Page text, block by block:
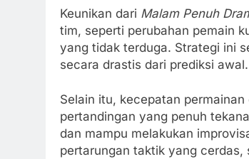
Keunikan dari Malam Penuh
tim, seperti perubahan pemain
yang tidak terduga. Strategi ini
secara drastis dari prediksi awal.
Selain itu, kecepatan
pertandingan yang penuh
dan mampu melakukan
pertarungan taktik yang cerdas,